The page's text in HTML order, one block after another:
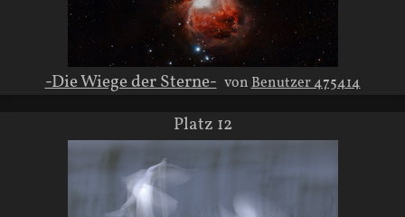
-Die Wiege der Sterne- vonBenutzer 475414
Platz 12